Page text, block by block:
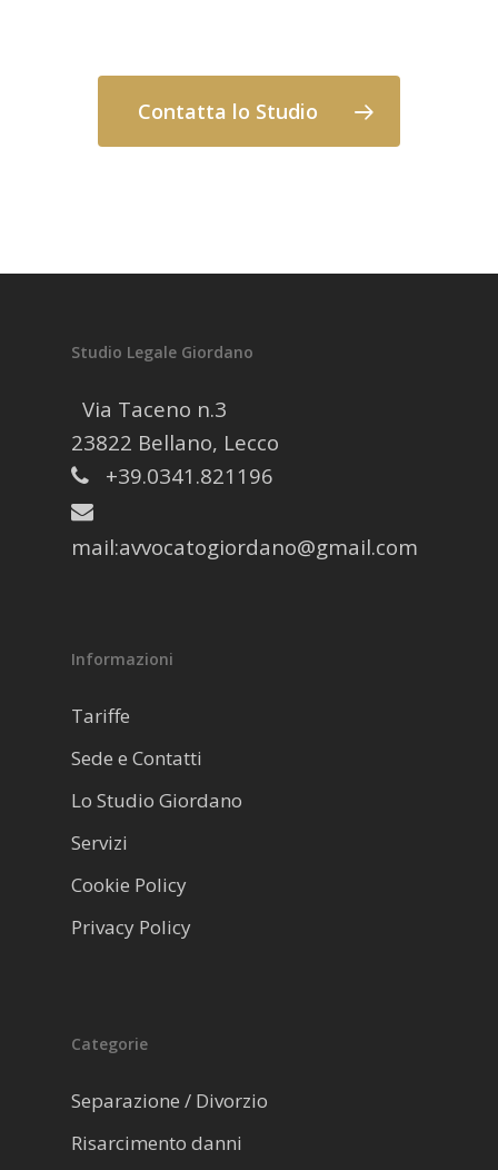
Contatta lo Studio
Studio Legale Giordano
Via Taceno n.3
23822 Bellano, Lecco
+39.0341.821196
mail:avvocatogiordano@gmail.com
Informazioni
Tariffe
Sede e Contatti
Lo Studio Giordano
Servizi
Cookie Policy
Privacy Policy
Categorie
Separazione / Divorzio
Risarcimento danni